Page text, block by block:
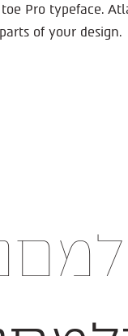
Pro typeface.
of your design.